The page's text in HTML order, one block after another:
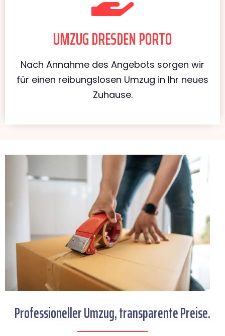
UMZUG DRESDEN PORTO
Nach Annahme des Angebots sorgen wir
für einen reibungslosen Umzug in Ihr neues
Zuhause.
Professioneller Umzug, transparente Preise.